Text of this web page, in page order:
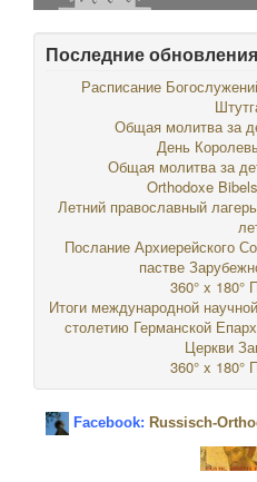
Последние обновления
Расписание
Общая молитва за
День
Общая молитва за
Orthodoxe
Летний православный
Послание Архиерейского
пастве
360° x 180°
Итоги международной
столетию Германской
Церкви
360° x 180°
Facebook: Russisch-